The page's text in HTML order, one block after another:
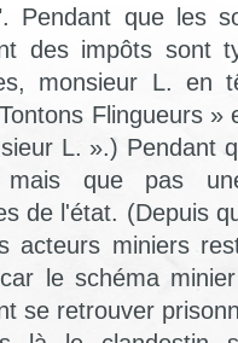
Pendant que les
des impôts sont
monsieur L. en
Flingueurs »
L. ».) Pendant
mais que pas
de l'état. (Depuis
acteurs miniers
le schéma
se retrouver